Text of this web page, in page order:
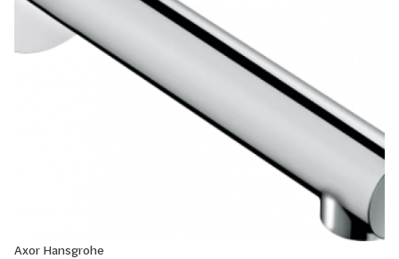
Axor Hansgrohe